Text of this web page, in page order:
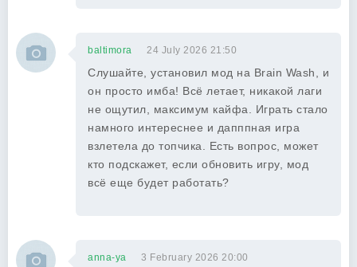
baltimora 24 July 2026 21:50
Слушайте, установил мод на Brain Wash, и
он просто имба! Всё летает, никакой лаги
не ощутил, максимум кайфа. Играть стало
намного интереснее и дапппная игра
взлетела до топчика. Есть вопрос, может
кто подскажет, если обновить игру, мод
всё еще будет работать?
anna-ya 3 February 2026 20:00